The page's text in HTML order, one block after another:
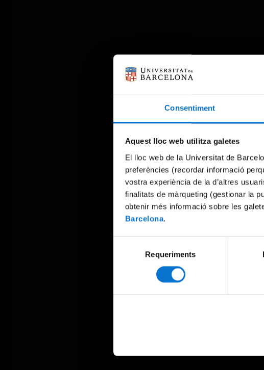
Consentiment
Aquest lloc web utilitza galetes
El lloc web de la Universitat de
preferències (recordar informació
vostra experiència de la d’altres
finalitats de màrqueting (gestionar la
obtenir més informació sobre les
Barcelona.
consentiment
Requeriments